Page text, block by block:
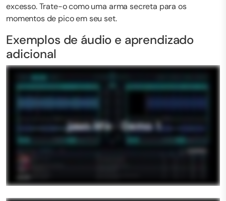
excesso. Trate-o como uma arma secreta para os
momentos de pico em seu set.
Exemplos de áudio e aprendizado
adicional